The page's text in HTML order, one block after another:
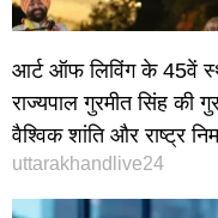
आर्ट ऑफ लिविंग के 45वें
राज्यपाल गुरमीत सिंह की
वैश्विक शांति और राष्ट्र
uttarakhandlive24